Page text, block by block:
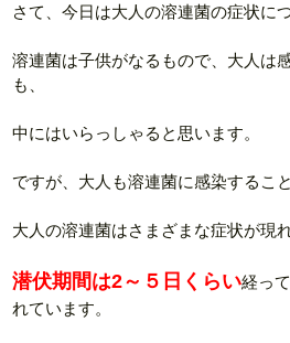
さて、今日は大人の溶連菌の症状に
溶連菌は子供がなるもので、大人は
も、
中にはいらっしゃると思います。
ですが、大人も溶連菌に感染するこ
大人の溶連菌はさまざまな症状が現
潜伏期間は2～５日くらい経っ
れています。